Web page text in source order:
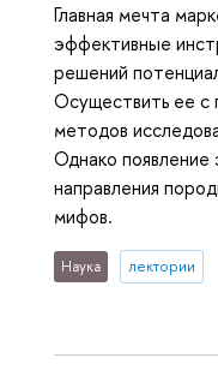
Главная мечта
эффективные
решений
Осуществить ее
методов
Однако появление
направления
мифов.
Наука лектории